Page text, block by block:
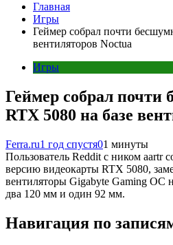
Главная
Игры
Геймер собрал почти
вентиляторов Noctua
Игры
Геймер собрал почти
RTX 5080 на базе
Ferra.ru1 год спустя01 минуты
Пользователь Reddit с ником aartr
версию видеокарты RTX 5080,
вентиляторы Gigabyte Gaming OC
два 120 мм и один 92 мм.
Навигация по